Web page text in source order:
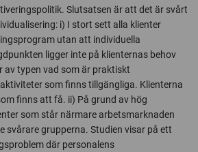
Slutsatsen är att det är svårt
i) I stort sett alla klienter
utan att individuella
ligger inte på klienternas behov
typen vad som är praktiskt
som finns tillgängliga. Klienterna
finns att få. ii) På grund av hög
som står närmare arbetsmarknaden
svårare grupperna. Studien visar på ett
där personalens